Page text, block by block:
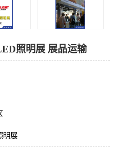
照明展 展品运输
明展